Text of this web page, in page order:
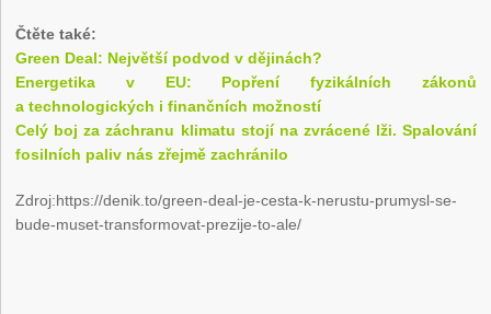
Čtěte také:
Green Deal: Největší podvod v dějinách?
Energetika v EU: Popření fyzikálních zákonů
a technologických i finančních možností
Celý boj za záchranu klimatu stojí na zvrácené lži. Spalování
fosilních paliv nás zřejmě zachránilo
Zdroj:https://denik.to/green-deal-je-cesta-k-nerustu-prumysl-se-
bude-muset-transformovat-prezije-to-ale/